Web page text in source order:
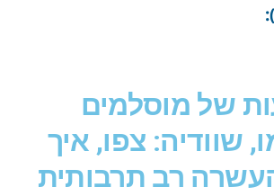
של מוסלמים
שוודיה: צפו, איך
רב תרבותית